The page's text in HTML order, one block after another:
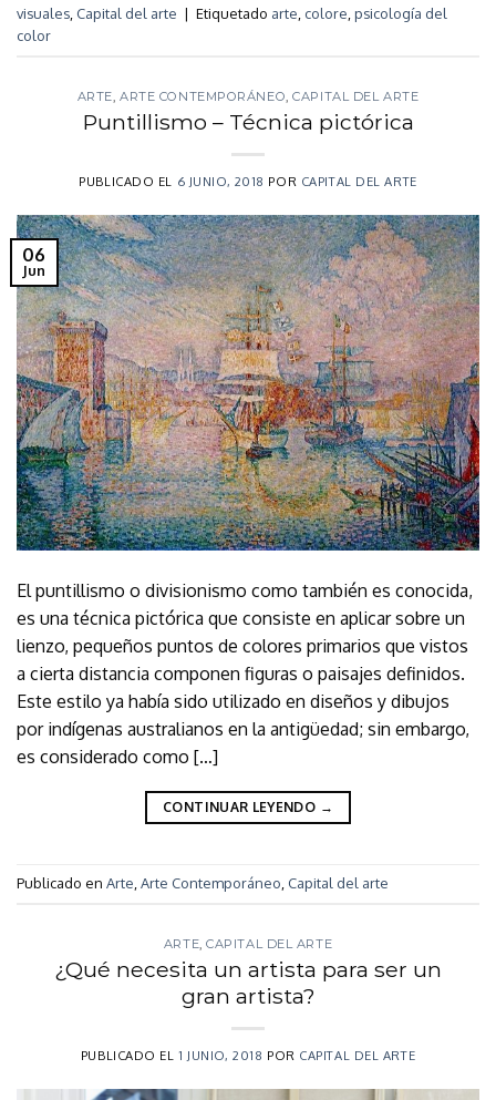
visuales Capital del arte | Etiquetado arte colore psicología del
color
ARTE ,ARTE CONTEMPORÁNEO ,CAPITAL DEL ARTE
Puntillismo – Técnica pictórica
PUBLICADO EL 6 JUNIO, 2018 POR CAPITAL DEL ARTE
06
Jun
El puntillismo o divisionismo como también es conocida,
es una técnica pictórica que consiste en aplicar sobre un
lienzo, pequeños puntos de colores primarios que vistos
a cierta distancia componen figuras o paisajes definidos.
Este estilo ya había sido utilizado en diseños y dibujos
por indígenas australianos en la antigüedad; sin embargo,
es considerado como […]
CONTINUAR LEYENDO →
Publicado en Arte Arte Contemporáneo Capital del arte
ARTE ,CAPITAL DEL ARTE
¿Qué necesita un artista para ser un
gran artista?
PUBLICADO EL1 JUNIO, 2018 POR CAPITAL DEL ARTE